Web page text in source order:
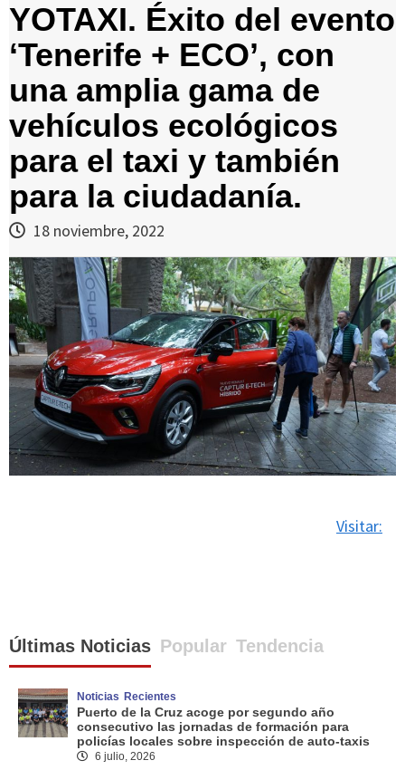
YOTAXI. Éxito del evento
‘Tenerife + ECO’, con
una amplia gama de
vehículos ecológicos
para el taxi y también
para la ciudadanía.
18 noviembre, 2022
Visitar:
Últimas Noticias Popular Tendencia
Noticias Recientes
Puerto de la Cruz acoge por segundo año
consecutivo las jornadas de formación para
policías locales sobre inspección de auto-taxis
6 julio, 2026